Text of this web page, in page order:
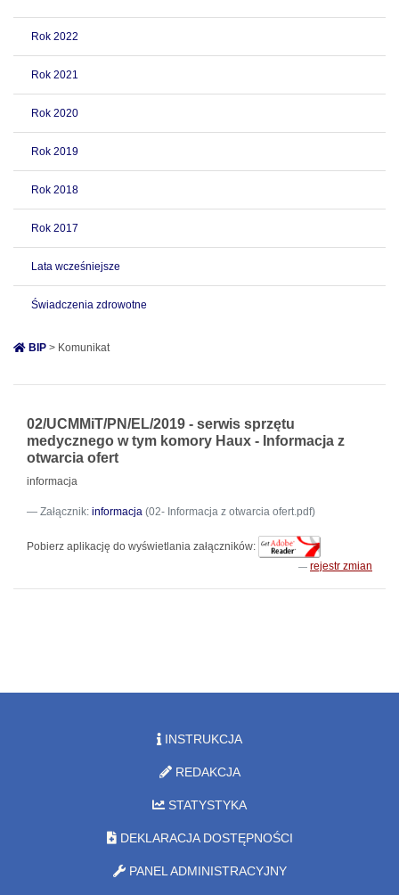
Rok 2022
Rok 2021
Rok 2020
Rok 2019
Rok 2018
Rok 2017
Lata wcześniejsze
Świadczenia zdrowotne
BIP > Komunikat
02/UCMMiT/PN/EL/2019 - serwis sprzętu
medycznego w tym komory Haux - Informacja z
otwarcia ofert
informacja
Załącznik: informacja (02- Informacja z otwarcia ofert.pdf)
Pobierz aplikację do wyświetlania załączników:
rejestr zmian
INSTRUKCJA
REDAKCJA
STATYSTYKA
DEKLARACJA DOSTĘPNOŚCI
PANEL ADMINISTRACYJNY